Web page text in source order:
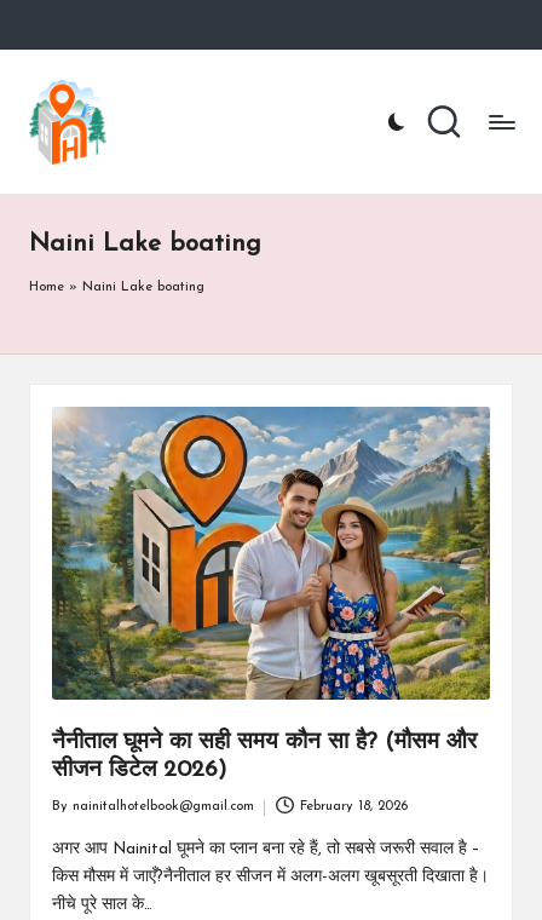
Skip
content
n
ai
ni
t
o
te
m
Nainital
Hotel
Booking
Naini Lake boating
Home » Naini Lake boating
नैनीताल घूमने का सही समय कौन सा है? (मौसम और
सीजन डिटेल 2026)
by
By nainitalhotelbook@gmail.com February 18, 2026
अगर आप Nainital घूमने का प्लान बना रहे हैं, तो सबसे जरूरी सवाल है –
किस मौसम में जाएँ?नैनीताल हर सीजन में अलग-अलग खूबसूरती दिखाता है।
नीचे पूरे साल के…